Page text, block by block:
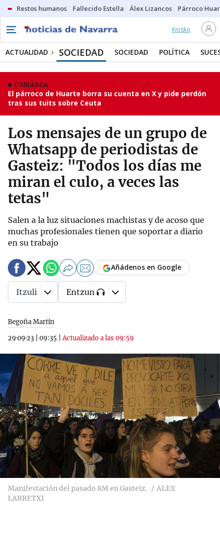
Restos humanos Fallecido Estella Álex Lizancos Párroco
Kiosko
ACTUALIDAD SOCIEDAD SOCIEDAD POLÍTICA
COMARCA
El párroco de Huarte borra su cuenta en X y pide perdón
tras sus tuits sobre Ceuta
Los mensajes de un grupo de
Whatsapp de periodistas de
Gasteiz: "Todos los días me
miran el culo, a veces las
tetas"
Salen a la luz situaciones machistas y de acoso que
muchas profesionales tienen que soportar a diario
en su trabajo
Begoña Martín
29·09·23
09:35 |Actualizado a las 09:59
Añádenos en Google
Itzuli Entzun
Manifestación del pasado 8M en Gasteiz.
ALEX
LARRETXI